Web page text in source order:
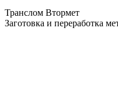
Транслом Втормет
Заготовка и переработка